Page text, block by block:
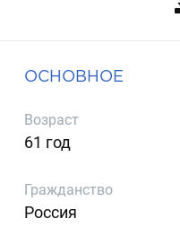
ОСНОВНОЕ
Возраст
61 год
Гражданство
Россия